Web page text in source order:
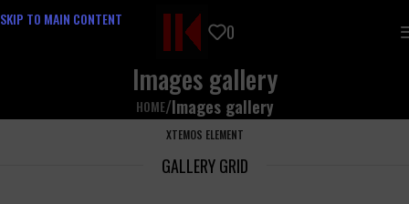
SKIP TO MAIN CONTENT
0
Images gallery
HOME/Images gallery
XTEMOS ELEMENT
GALLERY GRID